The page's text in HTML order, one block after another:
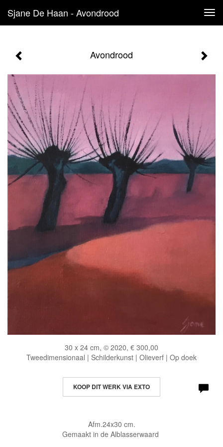
Sjane De Haan - Avondrood
Avondrood
30 x 24 cm, © 2020, € 300,00
Tweedimensionaal | Schilderkunst | Olieverf | Op doek
KOOP DIT WERK VIA EXTO
Afm.24x30 cm.
Gemaakt in de Alblasserwaard